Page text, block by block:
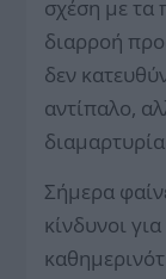
σχέση με τα
διαρροή
δεν
αντίπαλο,
Σήμερα
κίνδυνοι